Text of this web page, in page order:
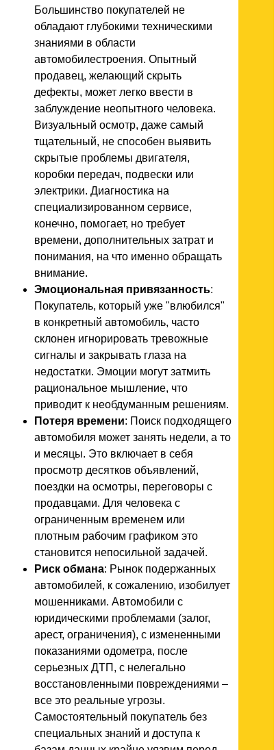
Большинство покупателей не
обладают глубокими техническими
знаниями в области
автомобилестроения. Опытный
продавец, желающий скрыть
дефекты, может легко ввести в
заблуждение неопытного человека.
Визуальный осмотр, даже самый
тщательный, не способен выявить
скрытые проблемы двигателя,
коробки передач, подвески или
электрики. Диагностика на
специализированном сервисе,
конечно, помогает, но требует
времени, дополнительных затрат и
понимания, на что именно обращать
внимание.
Эмоциональная привязанность:
Покупатель, который уже "влюбился"
в конкретный автомобиль, часто
склонен игнорировать тревожные
сигналы и закрывать глаза на
недостатки. Эмоции могут затмить
рациональное мышление, что
приводит к необдуманным решениям.
Потеря времени: Поиск подходящего
автомобиля может занять недели, а то
и месяцы. Это включает в себя
просмотр десятков объявлений,
поездки на осмотры, переговоры с
продавцами. Для человека с
ограниченным временем или
плотным рабочим графиком это
становится непосильной задачей.
Риск обмана: Рынок подержанных
автомобилей, к сожалению, изобилует
мошенниками. Автомобили с
юридическими проблемами (залог,
арест, ограничения), с измененными
показаниями одометра, после
серьезных ДТП, с нелегально
восстановленными повреждениями –
все это реальные угрозы.
Самостоятельный покупатель без
специальных знаний и доступа к